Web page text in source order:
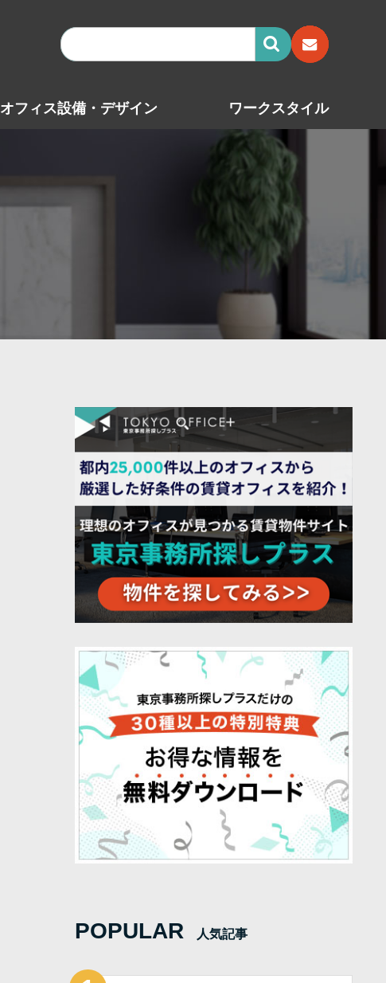
オフィス設備・デザイン ワークスタイル
POPULAR 人気記事